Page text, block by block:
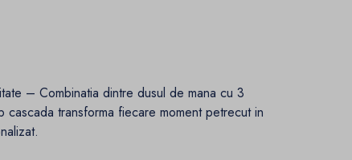
– Combinatia dintre dusul de mana cu 3
transforma fiecare moment petrecut in